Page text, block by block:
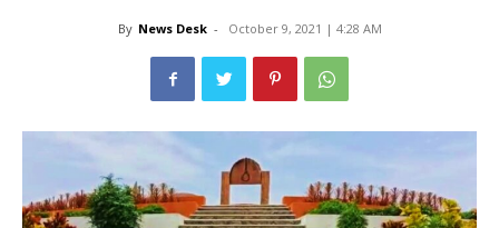
By News Desk - October 9, 2021 | 4:28 AM